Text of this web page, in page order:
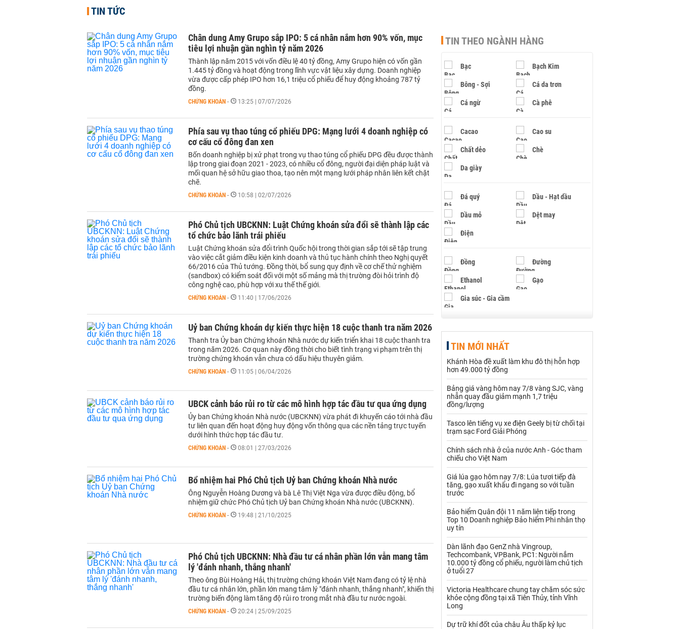
TIN TỨC
Chân dung Amy Grupo sắp IPO: 5 cá nhân nắm hơn 90% vốn, mục
tiêu lợi nhuận gần nghìn tỷ năm 2026
Thành lập năm 2015 với vốn điều lệ 40 tỷ đồng, Amy Grupo hiện có vốn gần
1.445 tỷ đồng và hoạt động trong lĩnh vực vật liệu xây dựng. Doanh nghiệp
vừa được cấp phép IPO hơn 16,1 triệu cổ phiếu để huy động khoảng 787 tỷ
đồng.
CHỨNG KHOÁN - 13:25 | 07/07/2026
Phía sau vụ thao túng cổ phiếu DPG: Mạng lưới 4 doanh nghiệp có
cơ cấu cổ đông đan xen
Bốn doanh nghiệp bị xử phạt trong vụ thao túng cổ phiếu DPG đều được thành
lập trong giai đoạn 2021 - 2023, có nhiều cổ đông, người đại diện pháp luật và
mối quan hệ sở hữu giao thoa, tạo nên một mạng lưới pháp nhân liên kết chặt
chẽ.
CHỨNG KHOÁN - 10:58 | 02/07/2026
Phó Chủ tịch UBCKNN: Luật Chứng khoán sửa đổi sẽ thành lập các
tổ chức bảo lãnh trái phiếu
Luật Chứng khoán sửa đổi trình Quốc hội trong thời gian sắp tới sẽ tập trung
vào việc cắt giảm điều kiện kinh doanh và thủ tục hành chính theo Nghị quyết
66/2016 của Thủ tướng. Đồng thời, bổ sung quy định về cơ chế thử nghiệm
(sandbox) có kiểm soát đối với một số mảng mà thị trường đòi hỏi trình độ
công nghệ cao, phù hợp với xu thế thế giới.
CHỨNG KHOÁN - 11:40 | 17/06/2026
Uỷ ban Chứng khoán dự kiến thực hiện 18 cuộc thanh tra năm 2026
Thanh tra Ủy ban Chứng khoán Nhà nước dự kiến triển khai 18 cuộc thanh tra
trong năm 2026. Cơ quan này đồng thời cho biết tình trạng vi phạm trên thị
trường chứng khoán vẫn chưa có dấu hiệu thuyên giảm.
CHỨNG KHOÁN - 11:05 | 06/04/2026
UBCK cảnh báo rủi ro từ các mô hình hợp tác đầu tư qua ứng dụng
Ủy ban Chứng khoán Nhà nước (UBCKNN) vừa phát đi khuyến cáo tới nhà đầu
tư liên quan đến hoạt động huy động vốn thông qua các nền tảng trực tuyến
dưới hình thức hợp tác đầu tư.
CHỨNG KHOÁN - 08:01 | 27/03/2026
Bổ nhiệm hai Phó Chủ tịch Uỷ ban Chứng khoán Nhà nước
Ông Nguyễn Hoàng Dương và bà Lê Thị Việt Nga vừa được điều động, bổ
nhiệm giữ chức Phó Chủ tịch Uỷ ban Chứng khoán Nhà nước (UBCKNN).
CHỨNG KHOÁN - 19:48 | 21/10/2025
Phó Chủ tịch UBCKNN: Nhà đầu tư cá nhân phần lớn vẫn mang tâm
lý 'đánh nhanh, thắng nhanh'
Theo ông Bùi Hoàng Hải, thị trường chứng khoán Việt Nam đang có tỷ lệ nhà
đầu tư cá nhân lớn, phần lớn mang tâm lý "đánh nhanh, thắng nhanh", khiến thị
trường biến động làm tăng độ rủi ro trong mắt nhà đầu tư nước ngoài.
CHỨNG KHOÁN - 20:24 | 25/09/2025
TIN THEO NGÀNH HÀNG
Bạc Bạch Kim
Bông - Sợi Cá da trơn
Cá ngừ Cà phê
Cacao Cao su
Chất dẻo Chè
Da giày
Đá quý Dầu - Hạt dầu
Dầu mỏ Dệt may
Điện
Đồng Đường
Ethanol Gạo
Gia súc - Gia cầm
Hạt điều
Khí đốt
Kim loại khác Mắc ca
Muối
Nhựa - Hạt nhựa
Palladium
Rau - Củ -Quả Sắt thép
Sữa
Than Thức ăn chăn nuôi
Vàng
VLXD khác Xăng dầu
Xi măng - Clynker
TIN MỚI NHẤT
Khánh Hòa đề xuất làm khu đô thị hỗn hợp
hơn 49.000 tỷ đồng
Bảng giá vàng hôm nay 7/8 vàng SJC, vàng
nhẫn quay đầu giảm mạnh 1,7 triệu
đồng/lượng
Tasco lên tiếng vụ xe điện Geely bị từ chối tại
trạm sạc Ford Giải Phóng
Chính sách nhà ở của nước Anh - Góc tham
chiếu cho Việt Nam
Giá lúa gạo hôm nay 7/8: Lúa tươi tiếp đà
tăng, gạo xuất khẩu đi ngang so với tuần
trước
Bảo hiểm Quân đội 11 năm liên tiếp trong
Top 10 Doanh nghiệp Bảo hiểm Phi nhân thọ
uy tín
Dàn lãnh đạo GenZ nhà Vingroup,
Techcombank, VPBank, PC1: Người nắm
10.000 tỷ đồng cổ phiếu, người làm chủ tịch
ở tuổi 27
Victoria Healthcare chung tay chăm sóc sức
khỏe cộng đồng tại xã Tiên Thủy, tỉnh Vĩnh
Long
Dự trữ khí đốt của châu Âu thấp kỷ lục